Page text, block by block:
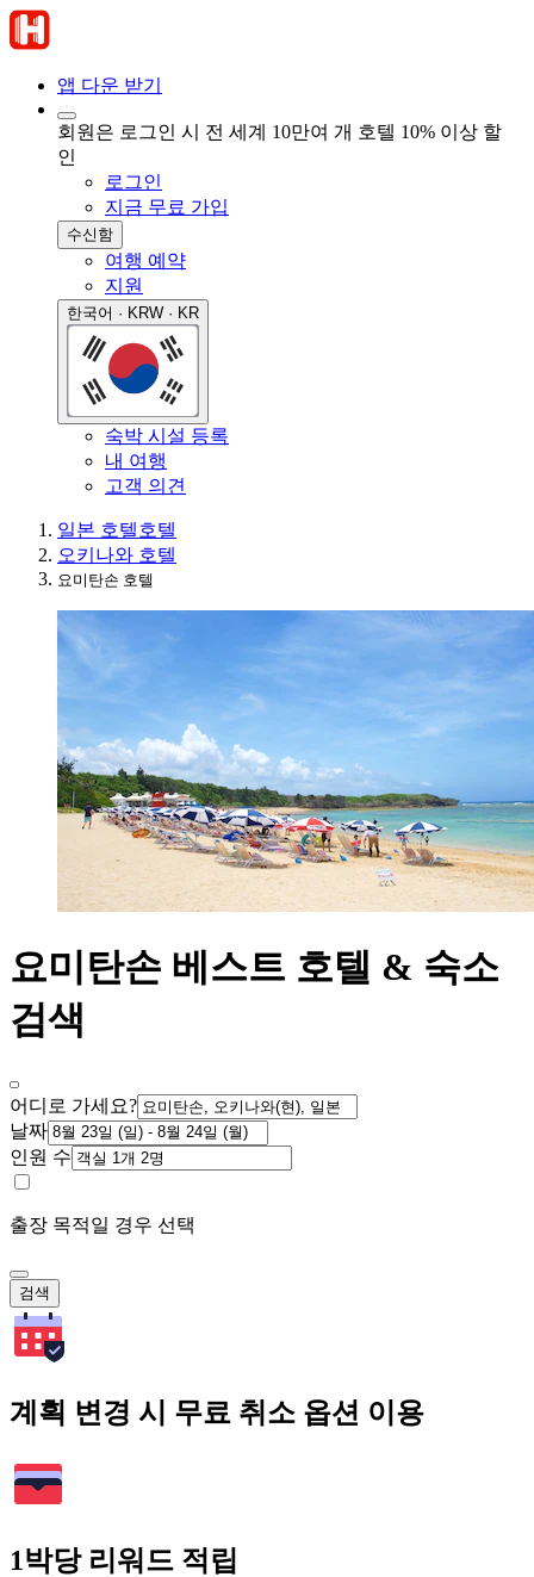
앱 다운 받기
회원은 로그인 시 전 세계 10만여 개 호텔 10% 이상 할
인
로그인
지금 무료 가입
수신함
여행 예약
지원
한국어 · KRW · KR
숙박 시설 등록
내 여행
고객 의견
일본 호텔호텔
오키나와 호텔
요미탄손 호텔
요미탄손 베스트 호텔 & 숙소
검색
어디로 가세요?
날짜
인원 수
출장 목적일 경우 선택
검색
계획 변경 시 무료 취소 옵션 이용
1박당 리워드 적립